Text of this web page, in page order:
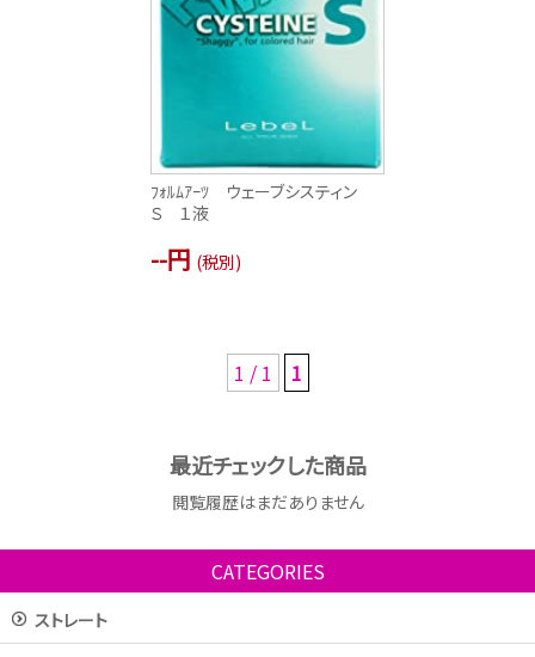
ﾌｫﾙﾑｱｰﾂ ウェーブシスティン
Ｓ １液
--円 (税別)
1 / 1 1
最近チェックした商品
閲覧履歴はまだありません
CATEGORIES
ストレート